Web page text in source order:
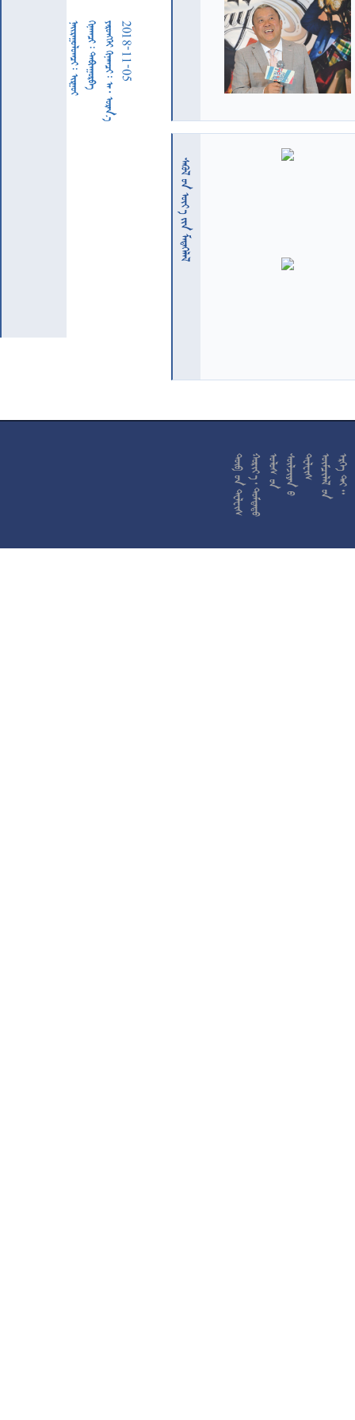
         2018-11-05
  










































































































